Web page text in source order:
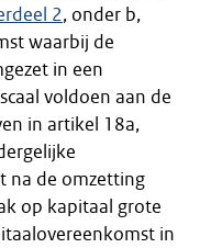
2, onder b,
waarbij de
in een
voldoen aan de
in artikel 18a,
na de omzetting
op kapitaal grote
in